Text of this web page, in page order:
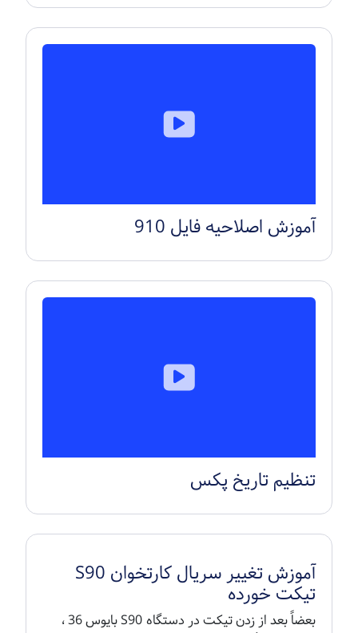
آموزش اصلاحیه فایل 910
تنظیم تاریخ پکس
آموزش تغییر سریال کارتخوان S90
تیکت خورده
بعضاً بعد از زدن تیکت در دستگاه S90 بایوس 36 ،